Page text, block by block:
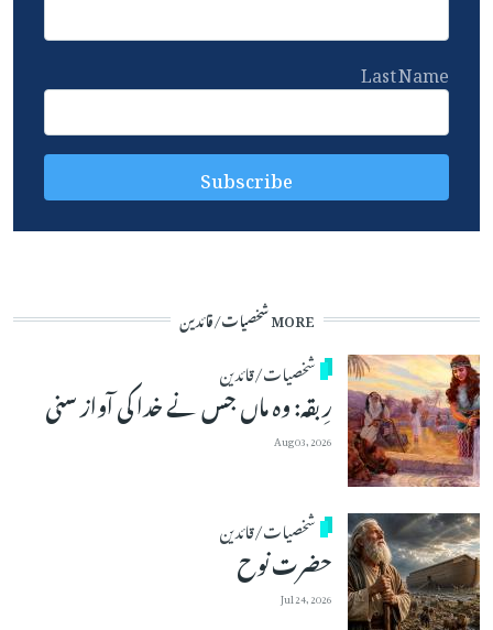
Last Name
MORE شخصیات/قائدین
شخصیات/قائدین
رِبقہ: وہ ماں جس نے خدا کی آواز سنی
Aug 03, 2026
شخصیات/قائدین
حضرت نوح
Jul 24, 2026